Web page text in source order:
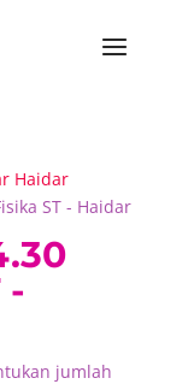
Haidar
ST - Haidar
-
jumlah